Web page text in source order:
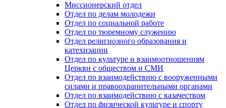
Миссионерский отдел
Отдел по делам молодежи
Отдел по социальной работе
Отдел по тюремному служению
Отдел религиозного образования и
катехизации
Отдел по культуре и взаимоотношениям
Церкви с обществом и СМИ
Отдел по взаимодействию с вооруженными
силами и правоохранительными органами
Отдел по взаимодействию с казачеством
Отдел по физической культуре и спорту